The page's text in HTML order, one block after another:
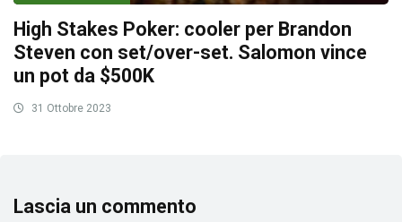
High Stakes Poker: cooler per Brandon
Steven con set/over-set. Salomon vince
un pot da $500K
31 Ottobre 2023
Lascia un commento